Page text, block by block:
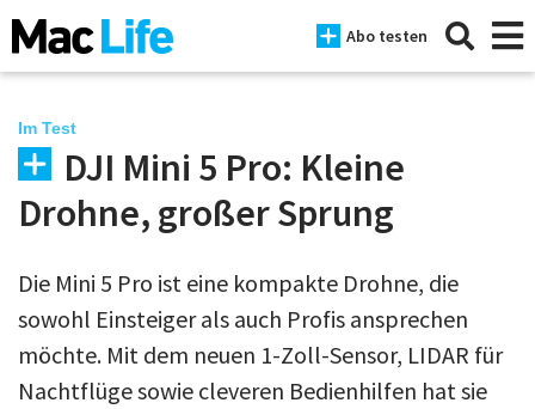
Abo testen
News
Mac
iPad
Tests
Im Test
DJI Mini 5 Pro: Kleine
Drohne, großer Sprung
Die Mini 5 Pro ist eine kompakte Drohne, die
sowohl Einsteiger als auch Profis ansprechen
möchte. Mit dem neuen 1-Zoll-Sensor, LIDAR für
Nachtflüge sowie cleveren Bedienhilfen hat sie